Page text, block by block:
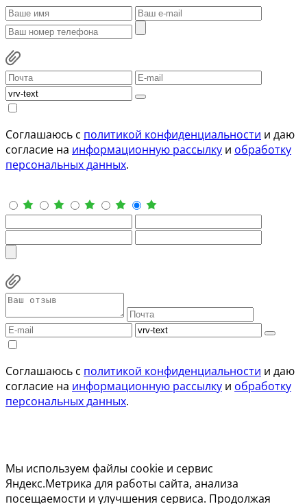
Соглашаюсь с политикой конфиденциальности и даю
согласие на информационную рассылку и обработку
персональных данных.
Соглашаюсь с политикой конфиденциальности и даю
согласие на информационную рассылку и обработку
персональных данных.
Мы используем файлы cookie и сервис
Яндекс.Метрика для работы сайта, анализа
посещаемости и улучшения сервиса. Продолжая